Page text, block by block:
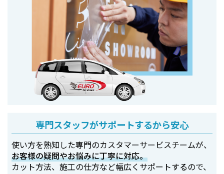
専門スタッフがサポートするから安心
使い方を熟知した専門のカスタマーサービスチームが、
お客様の疑問やお悩みに丁寧に対応。
カット方法、施工の仕方など幅広くサポートするので、